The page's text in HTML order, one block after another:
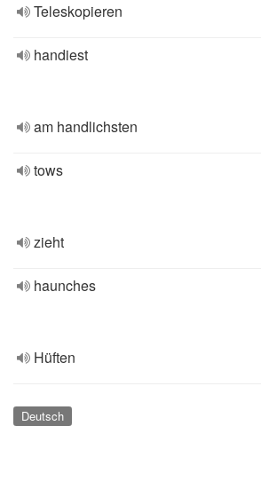
Teleskopieren
handiest
am handlichsten
tows
zieht
haunches
Hüften
Deutsch